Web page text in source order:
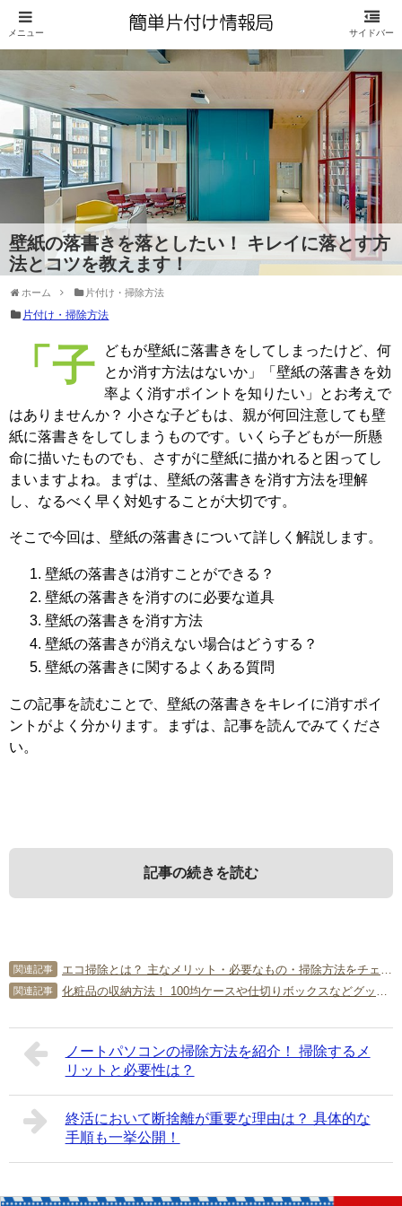
壁紙の落書きを落としたい！ キレイに落とす方
法とコツを教えます！
ホーム 片付け・掃除方法
片付け・掃除方法
「子どもが壁紙に落書きをしてしまったけど、何
とか消す方法はないか」「壁紙の落書きを効
率よく消すポイントを知りたい」とお考えで
はありませんか？ 小さな子どもは、親が何回注意しても壁
紙に落書きをしてしまうものです。いくら子どもが一所懸
命に描いたものでも、さすがに壁紙に描かれると困ってし
まいますよね。まずは、壁紙の落書きを消す方法を理解
し、なるべく早く対処することが大切です。
そこで今回は、壁紙の落書きについて詳しく解説します。
壁紙の落書きは消すことができる？
壁紙の落書きを消すのに必要な道具
壁紙の落書きを消す方法
壁紙の落書きが消えない場合はどうする？
壁紙の落書きに関するよくある質問
この記事を読むことで、壁紙の落書きをキレイに消すポイ
ントがよく分かります。まずは、記事を読んでみてくださ
い。
記事の続きを読む
1．壁紙の落書きは消すことができ
る？
て見ていきましょう。
1-1． 壁紙の材質と落書きの種類による
紙なら、水拭きだけでも消えることがあるでしょう。しか
3．壁紙の落書きを消す方法
ずれも、作業をする前にゴム手袋を着用しましょう。
水性の落書きを消す方法
水性の落書きを消す方法は、以下を参考にしてください。
ぞうきんかメラミンスポンジに水を含ませてよく絞
5．壁紙の落書きに関するよくある質
問
れ参考にしてください。
Q．落書きの種類が水性か油性か分からないときはどうす
る？
A．まずは、水性の落書きだと仮定して、水拭きしてみてく
の落書きである可能性が高いので、除菌用アルコールなど
関連記事 エコ掃除とは？ 主なメリット・必要なもの・掃除方法をチェック！
関連記事 化粧品の収納方法！ 100均ケースや仕切りボックスなどグッズで簡単分類
ノートパソコンの掃除方法を紹介！ 掃除するメ
リットと必要性は？
終活において断捨離が重要な理由は？ 具体的な
手順も一挙公開！